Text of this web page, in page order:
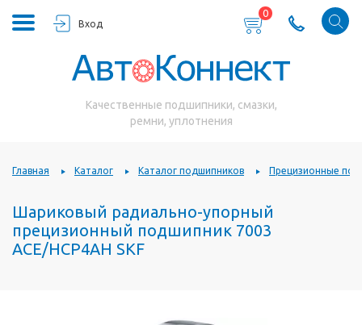
Вход
0
Качественные подшипники, смазки,
ремни, уплотнения
Главная Каталог Каталог подшипников Прецизионные
Шариковый радиально-упорный
прецизионный подшипник 7003
ACE/HCP4AH SKF